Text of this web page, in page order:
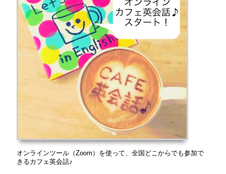
オンラインツール（Zoom）を使って、全国どこからでも参加で
きるカフェ英会話♪